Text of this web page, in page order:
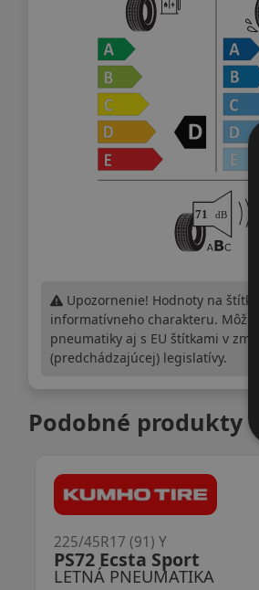
Upozornenie! Hodnoty na štítku
informatívneho charakteru. Môžu
pneumatiky aj s EU štítkami v
(predchádzajúcej) legislatívy.
Podobné produkty
LETNÁ PNEUMATIKA
PS72 Ecsta Sport
225/45R17 (91) Y